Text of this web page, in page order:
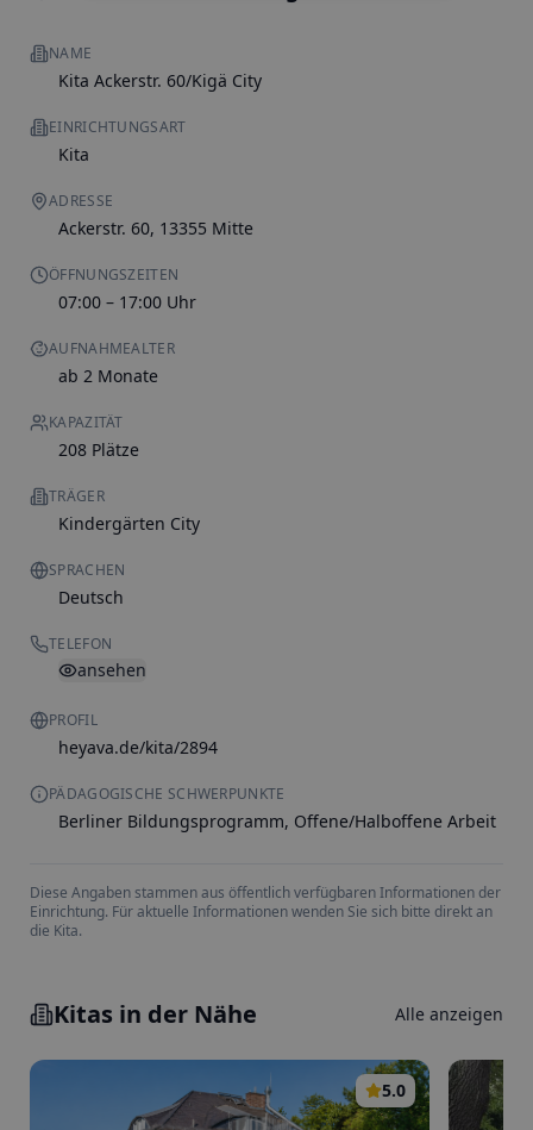
NAME
Kita Ackerstr. 60/Kigä City
EINRICHTUNGSART
Kita
ADRESSE
Ackerstr. 60, 13355 Mitte
ÖFFNUNGSZEITEN
07:00 – 17:00 Uhr
AUFNAHMEALTER
ab 2 Monate
KAPAZITÄT
208 Plätze
TRÄGER
Kindergärten City
SPRACHEN
Deutsch
TELEFON
ansehen
PROFIL
heyava.de/kita/2894
PÄDAGOGISCHE SCHWERPUNKTE
Berliner Bildungsprogramm, Offene/Halboffene Arbeit
Diese Angaben stammen aus öffentlich verfügbaren Informationen der
Einrichtung. Für aktuelle Informationen wenden Sie sich bitte direkt an
die Kita.
Kitas in der Nähe Alle anzeigen
5.0